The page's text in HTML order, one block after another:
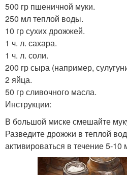
500 гр пшеничной муки.
250 мл теплой воды.
10 гр сухих дрожжей.
1 ч. л. сахара.
1 ч. л. соли.
200 гр сыра (например,
2 яйца.
50 гр сливочного масла.
Инструкции:
В большой миске смешайте
Разведите дрожжи в теплой
активироваться в течение 5-10